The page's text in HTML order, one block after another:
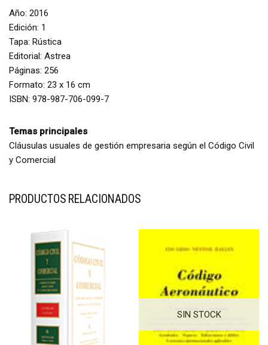
Año: 2016
Edición: 1
Tapa: Rústica
Editorial: Astrea
Páginas: 256
Formato: 23 x 16 cm
ISBN: 978-987-706-099-7
Temas principales
Cláusulas usuales de gestión empresaria según el Código Civil
y Comercial
PRODUCTOS RELACIONADOS
SIN STOCK